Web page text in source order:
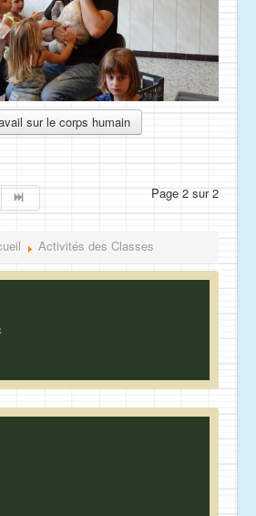
sur le corps humain
Page 2 sur 2
Activités des Classes